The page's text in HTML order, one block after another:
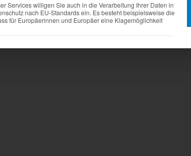
Services willigen Sie auch in die Verarbeitung Ihrer Daten in
nach EU-Standards ein. Es besteht beispielsweise die
für Europäerinnen und Europäer eine Klagemöglichkeit